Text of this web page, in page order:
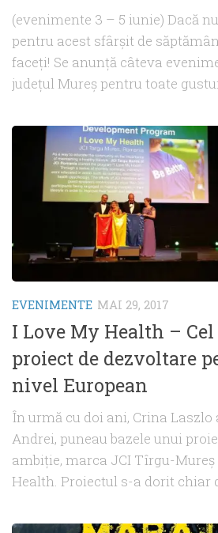
(evenimente 3 – 5 iunie) Dacă
pentru acest sfârşit de
faceţi! Se anunţă câteva
judeţul Mureş pentru toate
EVENIMENTE MAI 29, 2017
I Love My Health –
proiect de dezvoltare
nivel European
În urmă cu doi ani, Crina Laszlo
Andrei, puneau bazele unui
ambiţie, marca JCI Tîrgu-
Health. Proiectul s-a dorit chiar